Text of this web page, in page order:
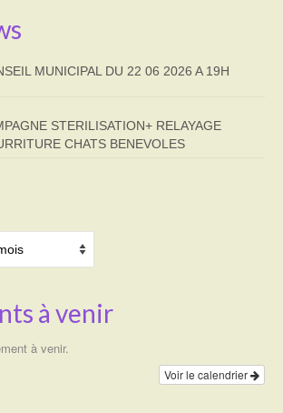
MUNICIPAL DU 22 06 2026 A 19H
STERILISATION+ RELAYAGE
CHATS BENEVOLES
à venir
à venir.
Voir le calendrier